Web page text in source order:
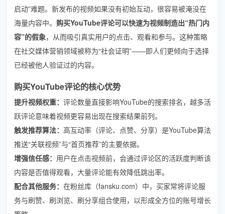
启动”难题。新发布的视频如果没有初始互动，很容易被淹没在
海量内容中。 购买YouTube评论可以快速为视频制造出“热门内
容”的假象，从而吸引真实用户的点击、观看和参与。这种策略
在社交媒体营销领域被称为“社会证明”——即人们更倾向于选择
已经被他人验证过的内容。
购买YouTube评论的核心优势
提升视频权重： 评论数量直接影响YouTube的搜索排名，越多活
跃评论意味着视频更容易出现在搜索结果前列。
触发推荐算法： 高互动率（评论、点赞、分享）是YouTube算法
推送“关联视频”与“首页推荐”的主要依据。
增强信任感： 用户在点击视频前，会通过评论区的活跃度判断该
内容是否值得观看，大量评论能有效降低跳出率。
配合其他服务： 在粉丝库（fansku.com）中，买家常将评论服
务与刷赞、刷浏览、刷分享组合使用，以形成全方位的账号增长